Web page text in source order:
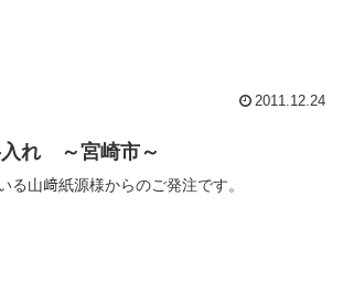
2011.12.24
入れ ～宮崎市～
る山﨑紙源様からのご発注です。